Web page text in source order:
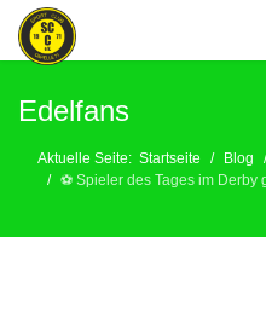
Edelfans
Aktuelle Seite: Startseite Blog
⚽️ Spieler des Tages im Derby